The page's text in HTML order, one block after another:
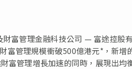
財富管理金融科技公司 — 富途控股
富管理規模衝破500億港元*，新增
富管理增長加速的同時，展現出均